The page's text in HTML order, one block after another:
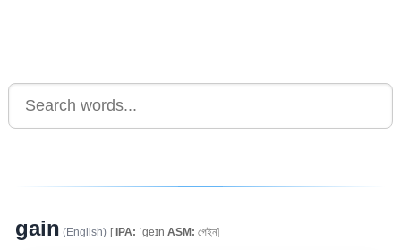
gain (English) [IPA: ˈgeɪn ASM: গেইন]